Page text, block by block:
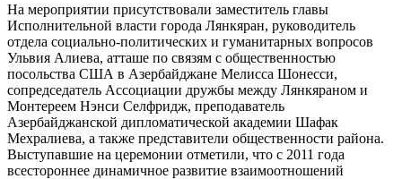
На мероприятии присутствовали заместитель главы
Исполнительной власти города Лянкяран, руководитель
отдела социально-политических и гуманитарных вопросов
Ульвия Алиева, атташе по связям с общественностью
посольства США в Азербайджане Мелисса Шонесси,
сопредседатель Ассоциации дружбы между Лянкяраном и
Монтереем Нэнси Селфридж, преподаватель
Азербайджанской дипломатической академии Шафак
Мехралиева, а также представители общественности района.
Выступавшие на церемонии отметили, что с 2011 года
всестороннее динамичное развитие взаимоотношений